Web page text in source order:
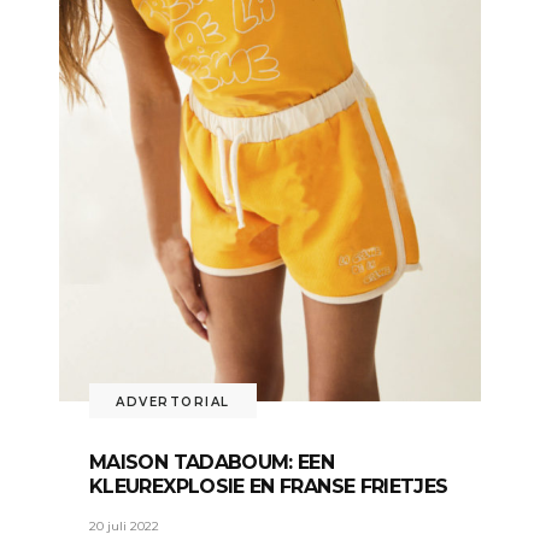
ADVERTORIAL
MAISON TADABOUM: EEN
KLEUREXPLOSIE EN FRANSE FRIETJES
20 juli 2022